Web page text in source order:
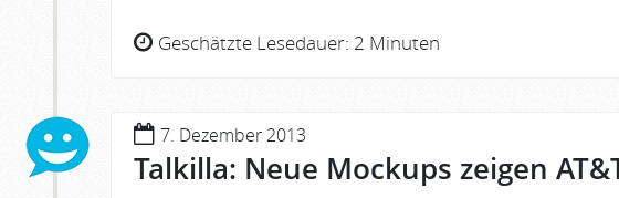
Geschätzte Lesedauer: 2 Minuten
7. Dezember 2013
Talkilla: Neue Mockups zeigen